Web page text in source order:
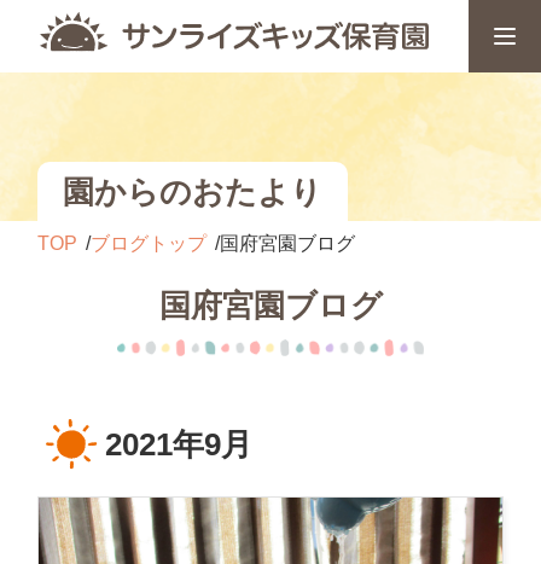
園からのおたより
TOP ブログトップ 国府宮園ブログ
国府宮園ブログ
2021年9月